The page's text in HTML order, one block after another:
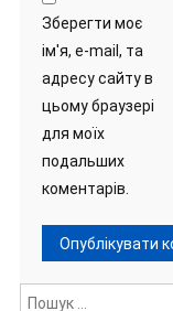
Зберегти моє
ім'я, e-mail, та
адресу сайту в
цьому браузері
для моїх
подальших
коментарів.